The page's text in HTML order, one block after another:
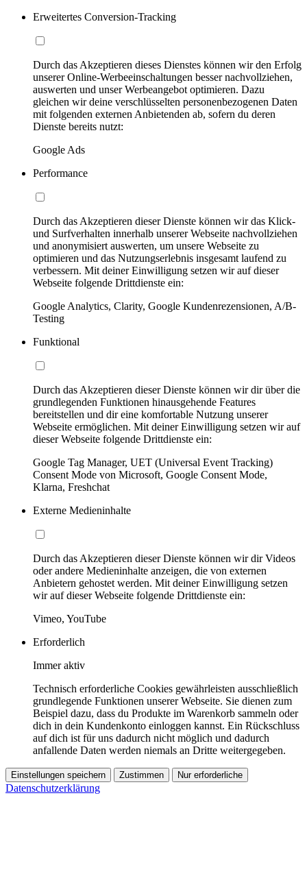
Erweitertes Conversion-Tracking
Durch das Akzeptieren dieses Dienstes können wir den Erfolg
unserer Online-Werbeeinschaltungen besser nachvollziehen,
auswerten und unser Werbeangebot optimieren. Dazu
gleichen wir deine verschlüsselten personenbezogenen Daten
mit folgenden externen Anbietenden ab, sofern du deren
Dienste bereits nutzt:
Google Ads
Performance
Durch das Akzeptieren dieser Dienste können wir das Klick-
und Surfverhalten innerhalb unserer Webseite nachvollziehen
und anonymisiert auswerten, um unsere Webseite zu
optimieren und das Nutzungserlebnis insgesamt laufend zu
verbessern. Mit deiner Einwilligung setzen wir auf dieser
Webseite folgende Drittdienste ein:
Google Analytics, Clarity, Google Kundenrezensionen, A/B-
Testing
Funktional
Durch das Akzeptieren dieser Dienste können wir dir über die
grundlegenden Funktionen hinausgehende Features
bereitstellen und dir eine komfortable Nutzung unserer
Webseite ermöglichen. Mit deiner Einwilligung setzen wir auf
dieser Webseite folgende Drittdienste ein:
Google Tag Manager, UET (Universal Event Tracking)
Consent Mode von Microsoft, Google Consent Mode,
Klarna, Freshchat
Externe Medieninhalte
Durch das Akzeptieren dieser Dienste können wir dir Videos
oder andere Medieninhalte anzeigen, die von externen
Anbietern gehostet werden. Mit deiner Einwilligung setzen
wir auf dieser Webseite folgende Drittdienste ein:
Vimeo, YouTube
Erforderlich
Immer aktiv
Technisch erforderliche Cookies gewährleisten ausschließlich
grundlegende Funktionen unserer Webseite. Sie dienen zum
Beispiel dazu, dass du Produkte im Warenkorb sammeln oder
dich in dein Kundenkonto einloggen kannst. Ein Rückschluss
auf dich ist für uns dadurch nicht möglich und dadurch
anfallende Daten werden niemals an Dritte weitergegeben.
Einstellungen speichern Zustimmen Nur erforderliche
Datenschutzerklärung